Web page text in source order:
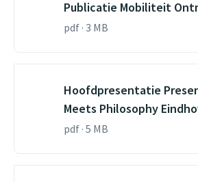
Publicatie Mobiliteit
pdf · 3 MB
Hoofdpresentatie
Meets Philosophy
pdf · 5 MB